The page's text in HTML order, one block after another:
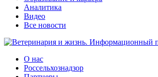
Аналитика
Видео
Все новости
О нас
Россельхознадзор